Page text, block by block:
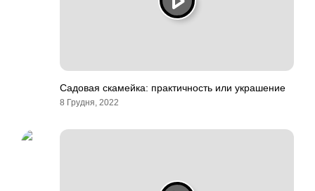
Садовая скамейка: практичность или украшение
8 Грудня, 2022